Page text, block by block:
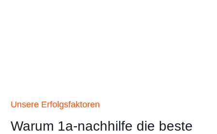
Unsere Erfolgsfaktoren
Warum 1a-nachhilfe die beste